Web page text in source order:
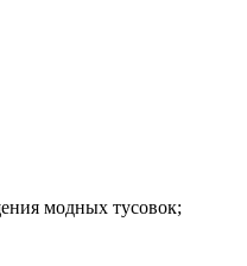
модных тусовок;